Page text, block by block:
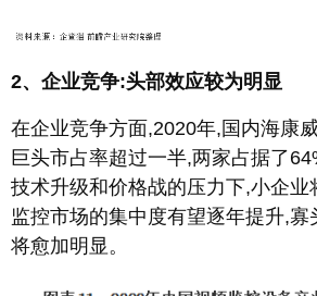
2、企业竞争:头部效应较为明显
在企业竞争方面,2020年,国内海康
巨头市占率超过一半,两家占据了
技术升级和价格战的压力下,小企业
监控市场的集中度有望逐年提升,寡
将愈加明显。